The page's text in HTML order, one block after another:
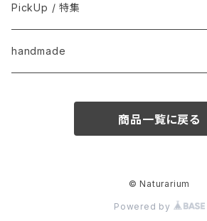
用品
Anima Strath
Animal Essentials
PickUp / 特集
換毛期におすすめ
handmade
商品一覧に戻る
© Naturarium
Powered by